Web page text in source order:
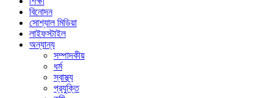
বিনোদন
সোশ্যাল মিডিয়া
লাইফস্টাইল
অন্যান্য
সম্পাদকীয়
ধর্ম
স্বাস্থ্য
প্রযুক্তি